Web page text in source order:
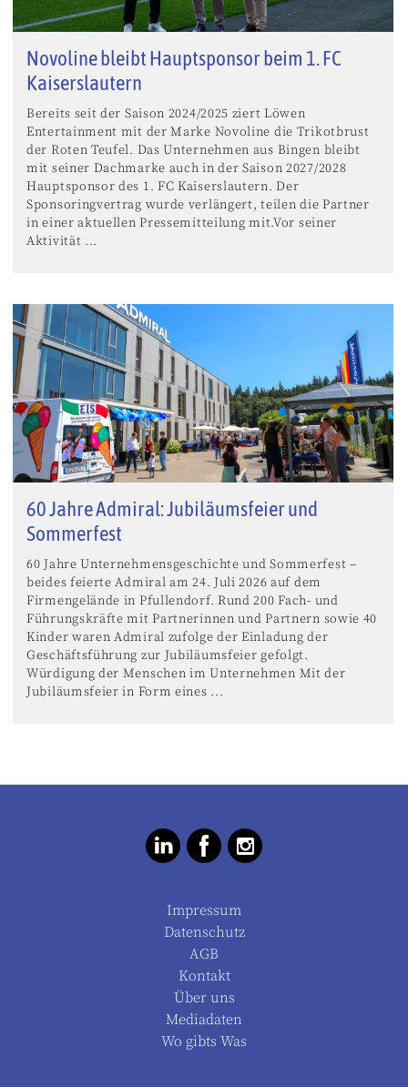
Novoline bleibt Hauptsponsor beim 1. FC
Kaiserslautern
Bereits seit der Saison 2024/2025 ziert Löwen
Entertainment mit der Marke Novoline die Trikotbrust
der Roten Teufel. Das Unternehmen aus Bingen bleibt
mit seiner Dachmarke auch in der Saison 2027/2028
Hauptsponsor des 1. FC Kaiserslautern. Der
Sponsoringvertrag wurde verlängert, teilen die Partner
in einer aktuellen Pressemitteilung mit.Vor seiner
Aktivität ...
60 Jahre Admiral: Jubiläumsfeier und
Sommerfest
60 Jahre Unternehmensgeschichte und Sommerfest –
beides feierte Admiral am 24. Juli 2026 auf dem
Firmengelände in Pfullendorf. Rund 200 Fach- und
Führungskräfte mit Partnerinnen und Partnern sowie 40
Kinder waren Admiral zufolge der Einladung der
Geschäftsführung zur Jubiläumsfeier gefolgt.
Würdigung der Menschen im Unternehmen Mit der
Jubiläumsfeier in Form eines ...
Impressum
Datenschutz
AGB
Kontakt
Über uns
Mediadaten
Wo gibts Was